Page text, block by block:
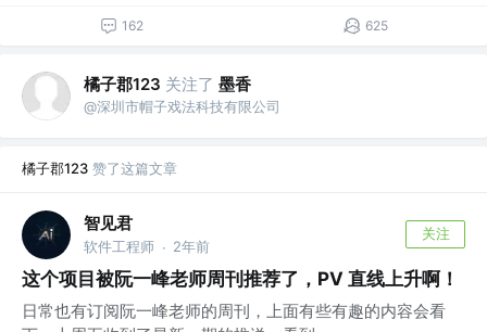
162 625
橘子郡123 关注了 墨香
@深圳市帽子戏法科技有限公司
橘子郡123 赞了这篇文章
智见君
软件工程师 · 2年前
关注
这个项目被阮一峰老师周刊推荐了，PV 直线上升啊！
日常也有订阅阮一峰老师的周刊，上面有些有趣的内容会看